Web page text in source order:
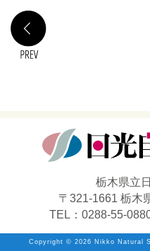
栃木県立
〒321-1661 栃木
TEL：0288-55-
Copyright © 2026 Nikko Natural